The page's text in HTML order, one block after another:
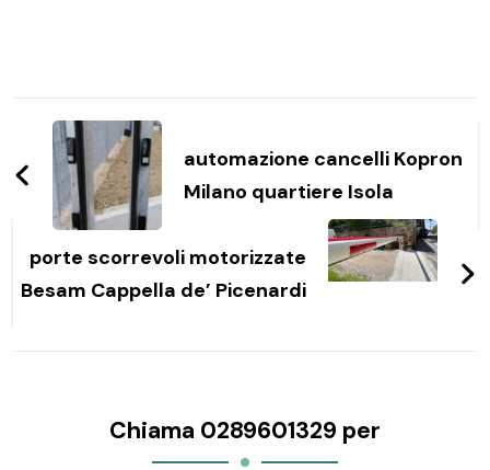
Navigazione
articoli
automazione cancelli Kopron
Milano quartiere Isola
porte scorrevoli motorizzate
Besam Cappella de’ Picenardi
Chiama 0289601329 per